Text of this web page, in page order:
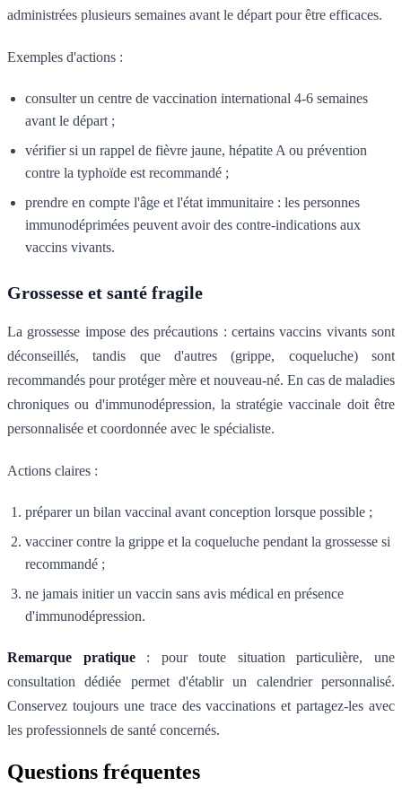
administrées plusieurs semaines avant le départ pour être efficaces.
Exemples d'actions :
consulter un centre de vaccination international 4-6 semaines
avant le départ ;
vérifier si un rappel de fièvre jaune, hépatite A ou prévention
contre la typhoïde est recommandé ;
prendre en compte l'âge et l'état immunitaire : les personnes
immunodéprimées peuvent avoir des contre-indications aux
vaccins vivants.
Grossesse et santé fragile
La grossesse impose des précautions : certains vaccins vivants sont
déconseillés, tandis que d'autres (grippe, coqueluche) sont
recommandés pour protéger mère et nouveau-né. En cas de maladies
chroniques ou d'immunodépression, la stratégie vaccinale doit être
personnalisée et coordonnée avec le spécialiste.
Actions claires :
préparer un bilan vaccinal avant conception lorsque possible ;
vacciner contre la grippe et la coqueluche pendant la grossesse si
recommandé ;
ne jamais initier un vaccin sans avis médical en présence
d'immunodépression.
Remarque pratique: pour toute situation particulière, une
consultation dédiée permet d'établir un calendrier personnalisé.
Conservez toujours une trace des vaccinations et partagez-les avec
les professionnels de santé concernés.
Questions fréquentes